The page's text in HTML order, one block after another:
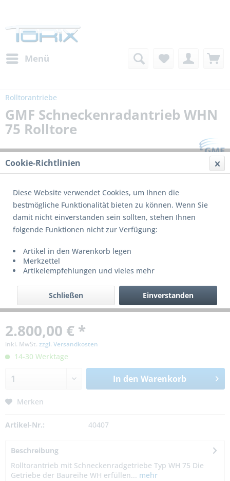
Menü
Rolltorantriebe
GMF Schneckenradantrieb WHN
75 Rolltore
2.800,00 € *
inkl. MwSt. zzgl. Versandkosten
14-30 Werktage
In den Warenkorb
Merken
Artikel-Nr.: 40407
Beschreibung
Rolltorantrieb mit Schneckenradgetriebe Typ WH 75 Die
Getriebe der Baureihe WH erfüllen... mehr
Cookie-Richtlinien
Diese Website verwendet Cookies, um Ihnen die
bestmögliche Funktionalität bieten zu können. Wenn Sie
damit nicht einverstanden sein sollten, stehen Ihnen
folgende Funktionen nicht zur Verfügung:
Artikel in den Warenkorb legen
Merkzettel
Artikelempfehlungen und vieles mehr
Einverstanden
Schließen